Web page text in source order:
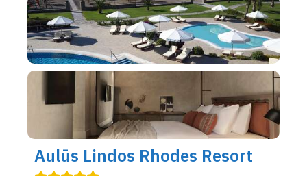
Aulūs Lindos Rhodes Resort